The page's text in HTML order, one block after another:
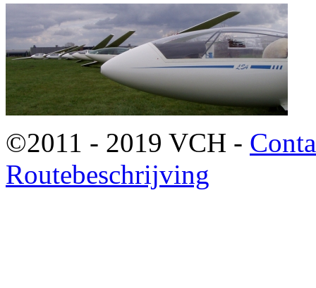
©2011 - 2019 VCH -
Routebeschrijving